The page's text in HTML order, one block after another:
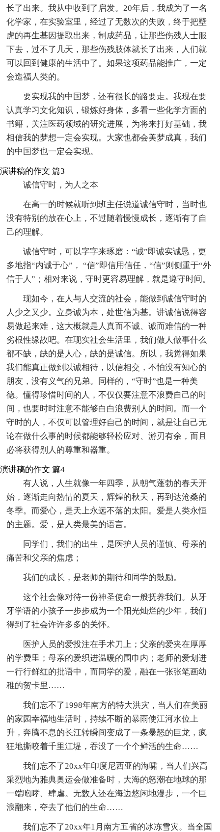
长了出来。我从中收到了启发。20年后，我成为了一名
化学家，在实验室里，经过了无数次的失败，终于把壁
虎的再生基因提取出来，制成药品，让那些伤残人士服
下去，过不了几天，那些伤残肢体就长了出来，人们就
可以回到健康的生活中了。如果这项药品能推广，一定
会造福人类的。
要实现我的中国梦，还有很长的路要走。我现在要
认真学习文化知识，锻炼好身体，多看一些化学方面的
书籍，关注医药领域的研究进展，为将来打好基础，我
相信我的梦想一定会实现。大家也都会美梦成真，我们
的中国梦也一定会实现。
演讲稿的作文 篇3
诚信守时，为人之本
在高一的时候就听到班主任说道诚信守时，当时也
没有特别的放在心上，不过随着慢慢成长，逐渐有了自
己的理解。
诚信守时，可以字字来琢磨：“诚”即诚实诚恳，更
多地指“内诚于心”， “信”即信用信任，“信”则侧重于“外
信于人”；相对来说，守时更容易理解，就是遵守时间。
现如今，在人与人交流的社会，能做到诚信守时的
人少之又少。立身诚为本，处世信为基。讲诚信说得容
易做起来难，这大概就是人真而不诚、诚而难信的一种
劣根性缘故吧。在现实社会生活里，我们做人做事什么
都不缺，缺的是人心，缺的是诚信。所以，我觉得如果
我们能真正做到以诚相待，以信相交，不怕没有知心的
朋友，没有义气的兄弟。同样的，“守时”也是一种美
德。懂得珍惜时间的人，不仅仅要注意不浪费自己的时
间，也要时时注意不能够白白浪费别人的时间。而一个
守时的人，不仅可以管理好自己的时间，就是让自己无
论在做什么事的时候都能够轻松应对、游刃有余，而且
必将获得别人的尊重和器重。
演讲稿的作文 篇4
有人说，人生就像一年四季，从朝气蓬勃的春天开
始，逐渐走向热情的夏天，辉煌的秋天，再到达沧桑的
冬季。而爱心，是天上永远不落的太阳。爱是人类永恒
的主题。爱，是人类最美的语言。
同学们，我们的出生，是医护人员的谨慎、母亲的
痛苦和父亲的焦虑；
我们的成长，是老师的期待和同学的鼓励。
这个社会像对待一份神圣使命一般抚养我们。从牙
牙学语的小孩子一步步成为一个阳光灿烂的少年，我们
得到了社会许许多多的关怀。
医护人员的爱投注在手术刀上；父亲的爱夹在厚厚
的学费里；母亲的爱织进温暖的围巾内；老师的爱划进
一行行鲜红的批语中，而同学的爱，融在一张张笔画幼
稚的贺卡里……
我们忘不了1998年南方的特大洪灾，当人们在美丽
的家园幸福地生活时，持续不断的暴雨使江河水位上
升，奔腾不息的长江转瞬间变成了一条暴怒的巨龙，疯
狂地撕咬着千里江堤，吞没了一个个鲜活的生命……
我们忘不了20xx年印度尼西亚的海啸，当人们兴高
采烈地为雅典奥运会做准备时，大海的怒潮在地球的那
一端咆哮、肆虐。无数人还在海边悠闲地漫步，一个巨
浪翻来，夺去了他们的生命……
我们忘不了20xx年1月南方五省的冰冻雪灾。当全国